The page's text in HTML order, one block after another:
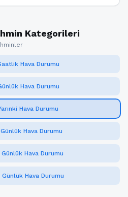
Kategorileri
Hava Durumu
Hava Durumu
Hava Durumu
Hava Durumu
Hava Durumu
Hava Durumu